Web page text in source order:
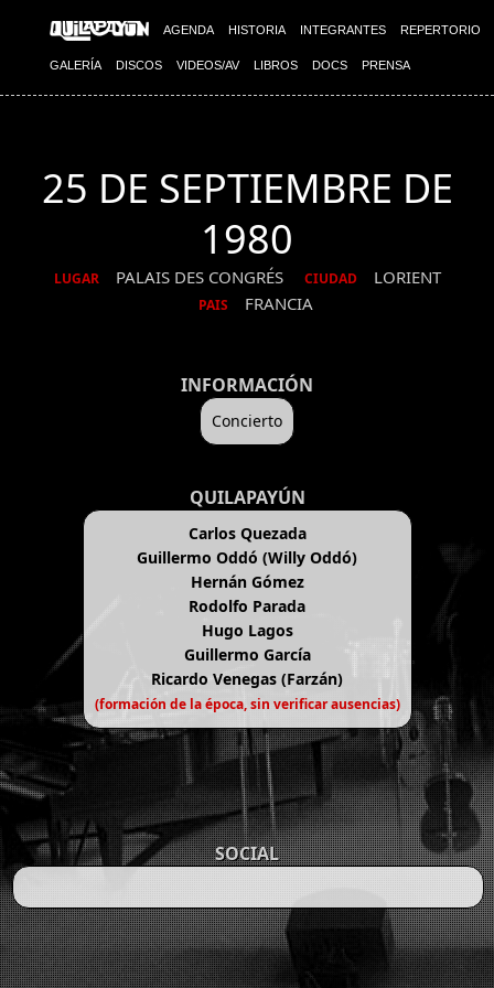
AGENDA HISTORIA INTEGRANTES REPERTORIO
GALERÍA DISCOS VIDEOS/AV LIBROS DOCS PRENSA
25 DE SEPTIEMBRE DE
1980
LUGAR PALAIS DES CONGRÉS CIUDAD LORIENT
PAIS FRANCIA
INFORMACIÓN
Concierto
QUILAPAYÚN
Carlos Quezada
Guillermo Oddó (Willy Oddó)
Hernán Gómez
Rodolfo Parada
Hugo Lagos
Guillermo García
Ricardo Venegas (Farzán)
(formación de la época, sin verificar ausencias)
SOCIAL